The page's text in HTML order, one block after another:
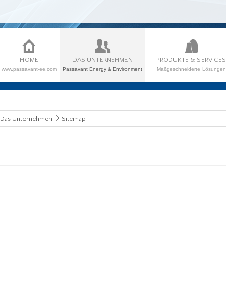
HOME
www.passavant-ee.com
DAS UNTERNEHMEN
Passavant Energy & Environment
PRODUKTE & SERVICES
Maßgeschneiderte Lösungen
Das Unternehmen Sitemap